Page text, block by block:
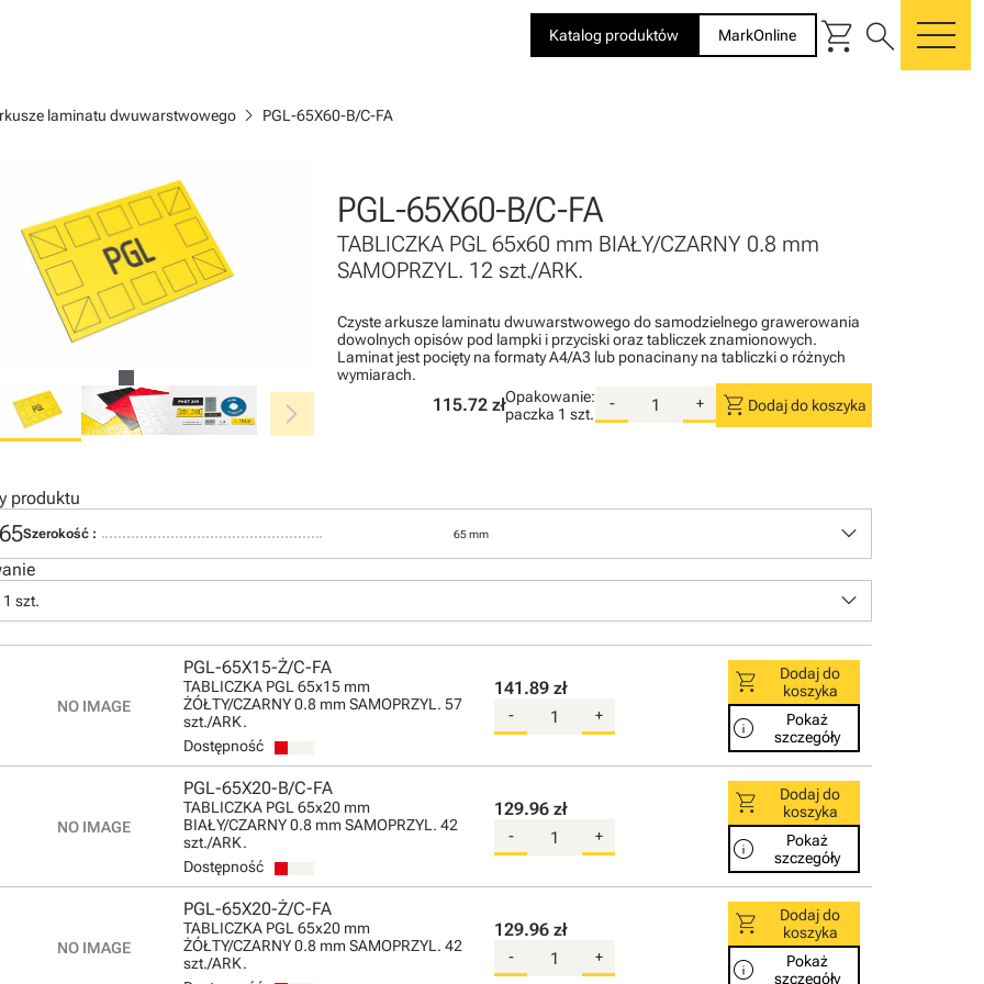
Katalog produktów MarkOnline shopping_cart search
laminatu dwuwarstwowego chevron_right PGL-65X60-B/C-FA
chevron_right
PGL-65X60-B/C-FA
TABLICZKA PGL 65x60 mm BIAŁY/CZARNY 0.8 mm
SAMOPRZYL. 12 szt./ARK.
Czyste arkusze laminatu dwuwarstwowego do samodzielnego grawerowania
dowolnych opisów pod lampki i przyciski oraz tabliczek znamionowych.
Laminat jest pocięty na formaty A4/A3 lub ponacinany na tabliczki o różnych
wymiarach.
115.72 złOpakowanie:
paczka 1 szt.
- + shopping_cart Dodaj do koszyka
produktu
Szerokość : 65 mm keyboard_arrow_down
szt. keyboard_arrow_down
PGL-65X15-Ż/C-FA
TABLICZKA PGL 65x15 mm
ŻÓŁTY/CZARNY 0.8 mm SAMOPRZYL. 57
szt./ARK.
Dostępność
141.89 zł
- +
shopping_cart
Dodaj do
koszyka
info
Pokaż
szczegóły
PGL-65X20-B/C-FA
TABLICZKA PGL 65x20 mm
BIAŁY/CZARNY 0.8 mm SAMOPRZYL. 42
szt./ARK.
Dostępność
129.96 zł
- +
shopping_cart
Dodaj do
koszyka
info
Pokaż
szczegóły
PGL-65X20-Ż/C-FA
TABLICZKA PGL 65x20 mm
ŻÓŁTY/CZARNY 0.8 mm SAMOPRZYL. 42
szt./ARK.
129.96 zł
- +
shopping_cart
Dodaj do
koszyka
info
Pokaż
szczegóły